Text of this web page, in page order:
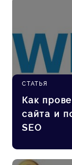
СТАТЬЯ
Как
сайта и
SEO